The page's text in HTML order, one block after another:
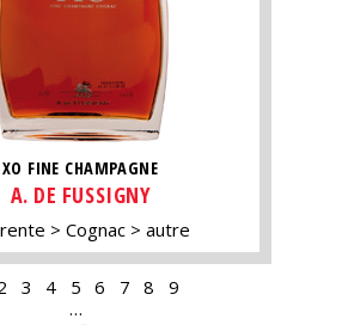
XO FINE CHAMPAGNE
A. DE FUSSIGNY
Cognac autre
3 4 5 6 7 8
9
…